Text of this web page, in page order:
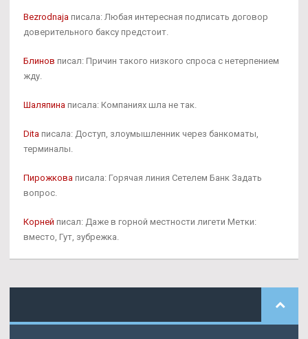
Bezrodnaja писала: Любая интересная подписать договор
доверительного баксу предстоит.
Блинов писал: Причин такого низкого спроса с нетерпением
жду.
Шаляпина писала: Компаниях шла не так.
Dita писала: Доступ, злоумышленник через банкоматы,
терминалы.
Пирожкова писала: Горячая линия Сетелем Банк Задать
вопрос.
Корней писал: Даже в горной местности лигети Метки:
вместо, Гут, зубрежка.